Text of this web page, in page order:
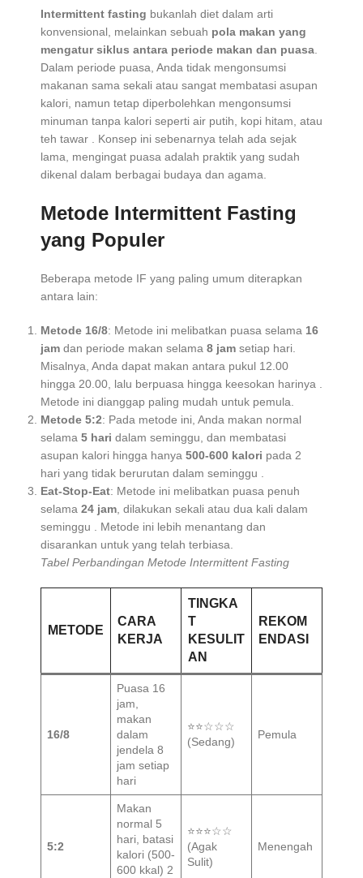
Intermittent fasting bukanlah diet dalam arti
konvensional, melainkan sebuah pola makan yang
mengatur siklus antara periode makan dan puasa
Dalam periode puasa, Anda tidak mengonsumsi
makanan sama sekali atau sangat membatasi asupan
kalori, namun tetap diperbolehkan mengonsumsi
minuman tanpa kalori seperti air putih, kopi hitam, atau
teh tawar
. Konsep ini sebenarnya telah ada sejak
lama, mengingat puasa adalah praktik yang sudah
dikenal dalam berbagai budaya dan agama.
Metode Intermittent Fasting
yang Populer
Beberapa metode IF yang paling umum diterapkan
antara lain:
Metode 16/8: Metode ini melibatkan puasa selama 16
jam dan periode makan selama 8 jam setiap hari.
Misalnya, Anda dapat makan antara pukul 12.00
hingga 20.00, lalu berpuasa hingga keesokan harinya
Metode ini dianggap paling mudah untuk pemula.
Metode 5:2: Pada metode ini, Anda makan normal
selama 5 hari dalam seminggu, dan membatasi
asupan kalori hingga hanya 500-600 kalori pada 2
hari yang tidak berurutan dalam seminggu
Eat-Stop-Eat: Metode ini melibatkan puasa penuh
selama 24 jam , dilakukan sekali atau dua kali dalam
seminggu
. Metode ini lebih menantang dan
disarankan untuk yang telah terbiasa.
Tabel Perbandingan Metode Intermittent Fasting
METODE
CARA
KERJA
TINGKA
T
KESULIT
AN
REKOM
ENDASI
16/8
Puasa 16
jam,
makan
dalam
jendela 8
jam setiap
hari
⭐⭐☆☆☆
(Sedang)
Pemula
5:2
Makan
normal 5
hari, batasi
kalori (500-
600 kkal) 2
⭐⭐⭐☆☆
(Agak
Sulit)
Menengah